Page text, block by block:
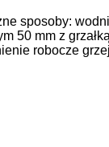
sposoby:
50 mm z
robocze